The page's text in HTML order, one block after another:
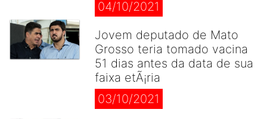
04/10/2021
Jovem deputado de Mato
Grosso teria tomado vacina
51 dias antes da data de sua
faixa etÃ¡ria
03/10/2021